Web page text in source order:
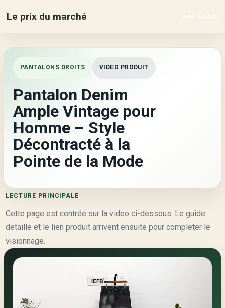
Le prix du marché MENU
PANTALONS DROITS VIDEO PRODUIT
Pantalon Denim
Ample Vintage pour
Homme – Style
Décontracté à la
Pointe de la Mode
LECTURE PRINCIPALE
Cette page est centrée sur la video ci-dessous. Le guide
detaille et le lien produit arrivent ensuite pour completer le
visionnage.